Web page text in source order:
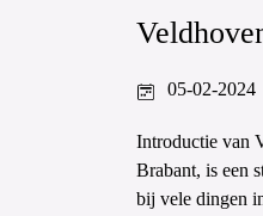
05-02-2024
Introductie van
Brabant, is een
bij vele dingen